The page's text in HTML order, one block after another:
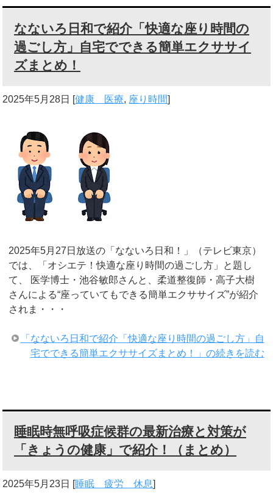
なないろ日和で紹介「快適な座り時間の
過ごし方」自宅でできる簡単エクササイ
ズまとめ！
2025年5月28日 [健康 医療, 座り時間]
2025年5月27日放送の「なないろ日和！」（テレビ東京）
では、「オシエテ！快適な座り時間の過ごし方」と題し
て、 医学博士・池谷敏郎さんと、柔道整復師・高子大樹
さんによる“座っていてもできる簡単エクササイズ”が紹介
されま・・・
「なないろ日和で紹介「快適な座り時間の過ごし方」自
宅でできる簡単エクササイズまとめ！」の続きを読む
睡眠時無呼吸症候群の最新治療と対策が
「きょうの健康」で紹介！（まとめ）
2025年5月23日 [睡眠 疲労 休息]